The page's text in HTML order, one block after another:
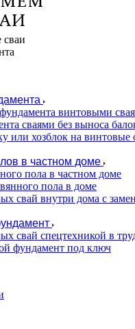
винтовыми
сваями без выноса
или хозблок на винтовые
в частном доме
пола в частном доме
пола в доме
свай внутри дома с
свай спецтехникой в
фундамент под ключ